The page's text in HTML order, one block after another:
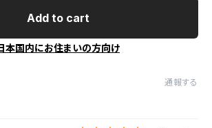
Add to cart
本国内にお住まいの方向け
通報する